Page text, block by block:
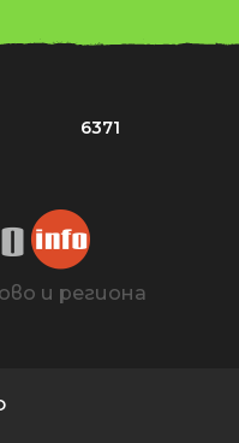
6371
и региона